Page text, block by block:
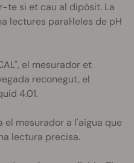
te si et cau al dipòsit. La
lectures paral·leles de pH
el mesurador et
reconegut, el
4.01.
el mesurador a l'aigua que
lectura precisa.